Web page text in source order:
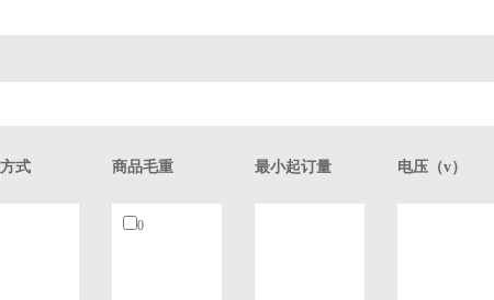
式 商品毛重 最小起订量 电压（v）
0